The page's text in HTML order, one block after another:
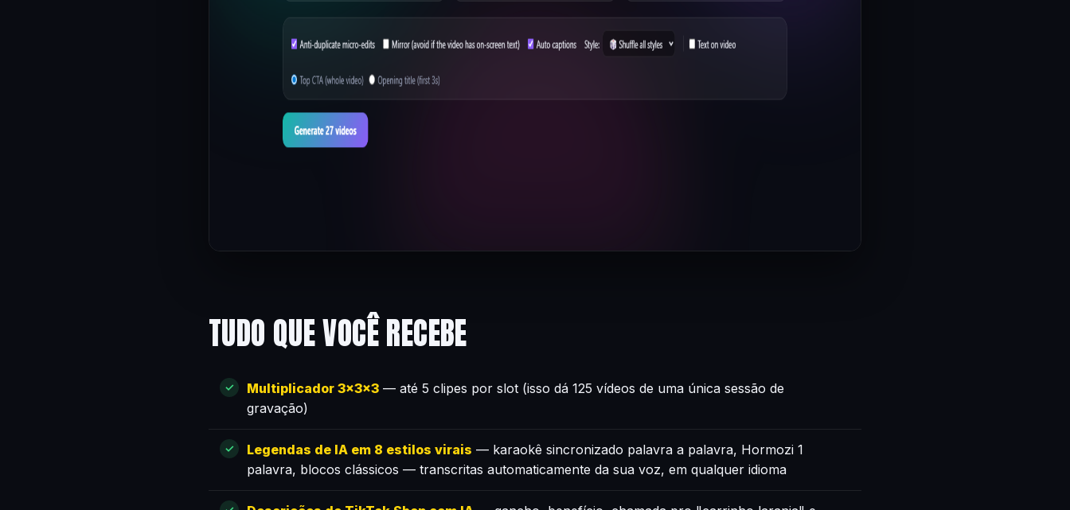
TUDO QUE VOCÊ RECEBE
Multiplicador 3×3×3 — até 5 clipes por slot (isso dá 125 vídeos de uma única sessão de
gravação)
Legendas de IA em 8 estilos virais — karaokê sincronizado palavra a palavra, Hormozi 1
palavra, blocos clássicos — transcritas automaticamente da sua voz, em qualquer idioma